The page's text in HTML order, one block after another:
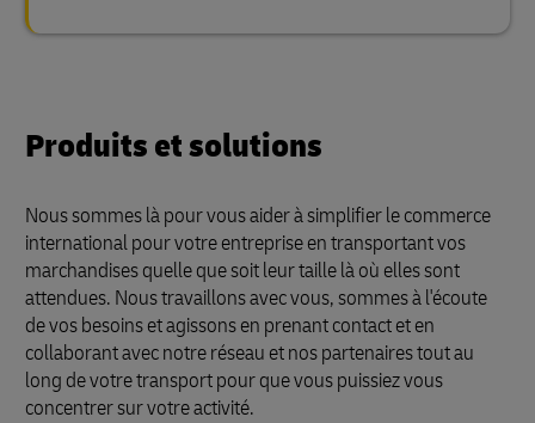
Produits et solutions
Nous sommes là pour vous aider à simplifier le commerce
international pour votre entreprise en transportant vos
marchandises quelle que soit leur taille là où elles sont
attendues. Nous travaillons avec vous, sommes à l'écoute
de vos besoins et agissons en prenant contact et en
collaborant avec notre réseau et nos partenaires tout au
long de votre transport pour que vous puissiez vous
concentrer sur votre activité.